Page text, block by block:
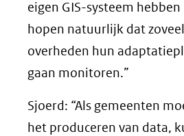
eigen GIS-systeem
hopen natuurlijk dat
overheden hun
gaan monitoren.”
Sjoerd: “Als gemeenten
het produceren van data,